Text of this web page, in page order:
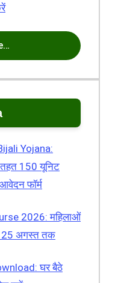
Yojana:
तहत 150 यूनिट
फॉर्म
2026: महिलाओं
25 अगस्त तक
घर बैठे